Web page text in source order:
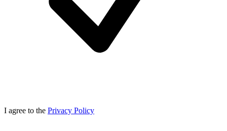
I agree to the Privacy Policy